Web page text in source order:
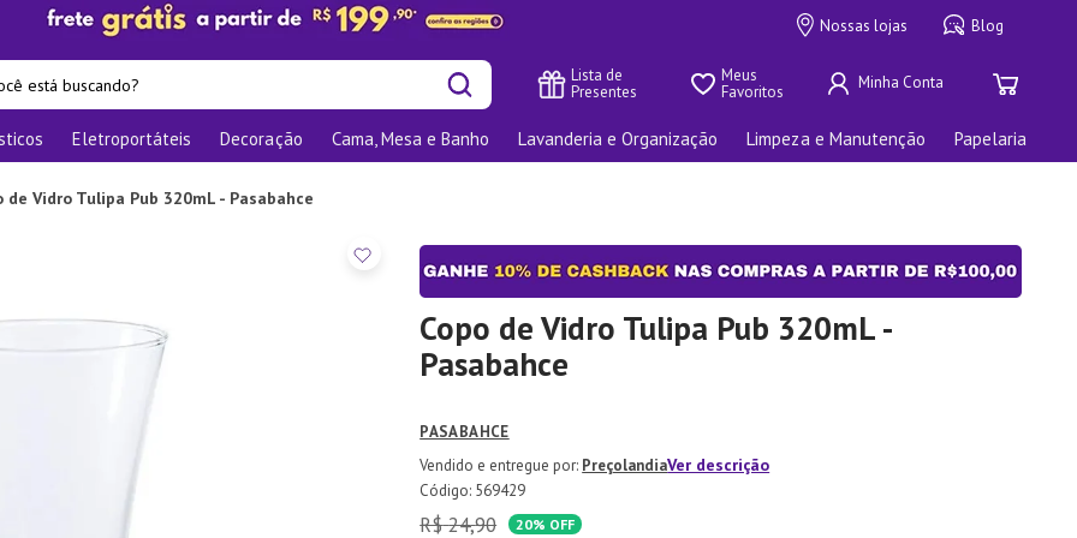
Nossas lojas Blog
está buscando?
Lista de
Presentes
Meus
Favoritos
Eletroportáteis Decoração Cama, Mesa e Banho Lavanderia e Organização Limpeza e Manutenção Papelaria
de Vidro Tulipa Pub 320mL - Pasabahce
Copo de Vidro Tulipa Pub 320mL -
Pasabahce
PASABAHCE
PreçolandiaVer descrição
: 569429
R$ 24,90 20% OFF
buscados
Jantar